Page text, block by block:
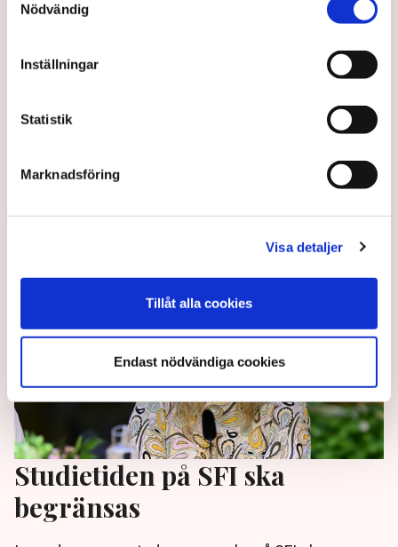
Nödvändig
Inställningar
Statistik
Marknadsföring
Visa detaljer
Tillåt alla cookies
Endast nödvändiga cookies
”Fler satsningar på språk kan
förhoppningsvis vända
Badrniya på SMP:s ledarsida.
11 months ago | Av: Redaktionen
Studietiden på SFI ska
begränsas